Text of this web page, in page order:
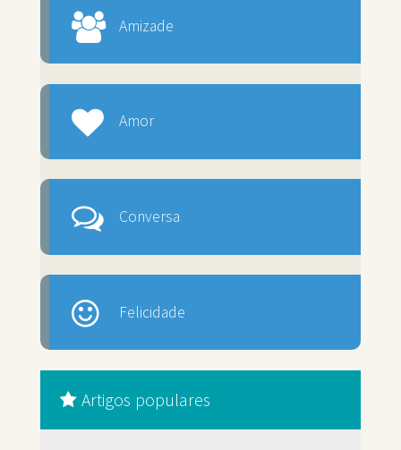
Amizade
Amor
Conversa
Felicidade
Artigos populares